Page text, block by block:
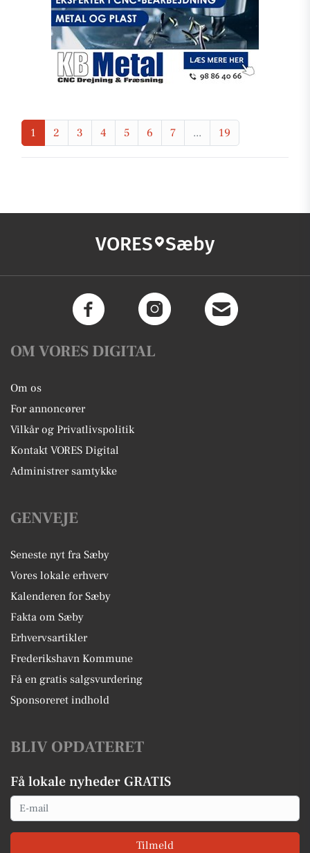
1 2 3 4 5 6 7 ... 19
VORES Sæby
OM VORES DIGITAL
Om os
For annoncører
Vilkår og Privatlivspolitik
Kontakt VORES Digital
Administrer samtykke
GENVEJE
Seneste nyt fra Sæby
Vores lokale erhverv
Kalenderen for Sæby
Fakta om Sæby
Erhvervsartikler
Frederikshavn Kommune
Få en gratis salgsvurdering
Sponsoreret indhold
BLIV OPDATERET
Få lokale nyheder GRATIS
Email
Tilmeld